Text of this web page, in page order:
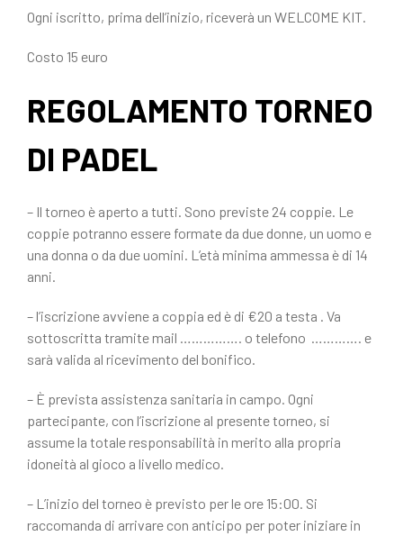
Ogni iscritto, prima dell’inizio, riceverà un WELCOME KIT.
Costo 15 euro
REGOLAMENTO TORNEO
DI PADEL
– Il torneo è aperto a tutti. Sono previste 24 coppie. Le
coppie potranno essere formate da due donne, un uomo e
una donna o da due uomini. L’età minima ammessa è di 14
anni.
– l’iscrizione avviene a coppia ed è di €20 a testa . Va
sottoscritta tramite mail ……………. o telefono …………. e
sarà valida al ricevimento del bonifico.
– È prevista assistenza sanitaria in campo. Ogni
partecipante, con l’iscrizione al presente torneo, si
assume la totale responsabilità in merito alla propria
idoneità al gioco a livello medico.
– L’inizio del torneo è previsto per le ore 15:00. Si
raccomanda di arrivare con anticipo per poter iniziare in